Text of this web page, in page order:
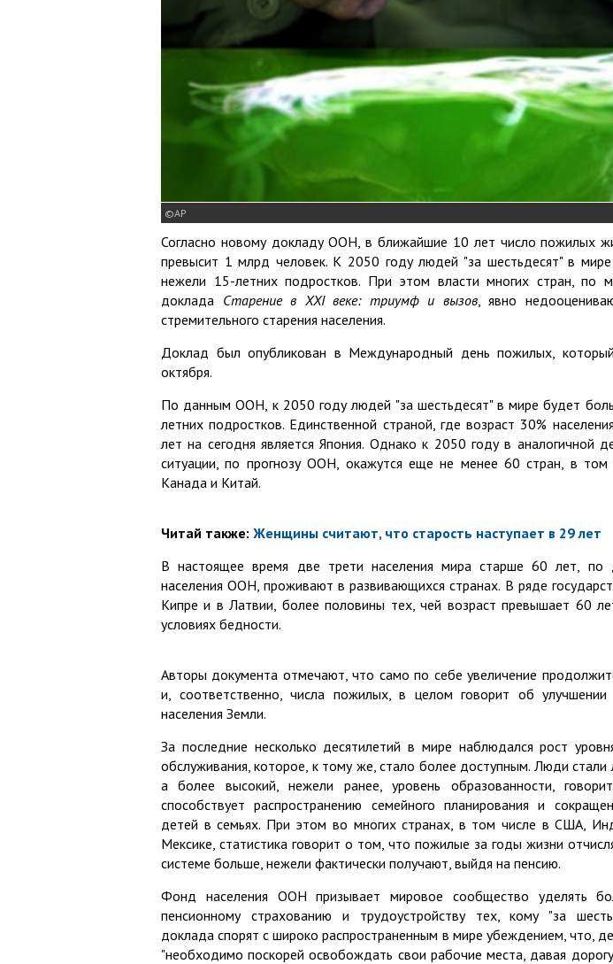
АР
Согласно новому докладу ООН, в ближайшие 10 лет число пожилых
превысит 1 млрд человек. К 2050 году людей "за шестьдесят" в
нежели 15-летних подростков. При этом власти многих стран, по
доклада Старение в XXI веке: триумф и вызов, явно
стремительного старения населения.
Доклад был опубликован в Международный день пожилых,
октября.
По данным ООН, к 2050 году людей "за шестьдесят" в мире будет
летних подростков. Единственной страной, где возраст 30%
лет на сегодня является Япония. Однако к 2050 году в аналогичной
ситуации, по прогнозу ООН, окажутся еще не менее 60 стран, в том
Канада и Китай.
Читай также: Женщины считают, что старость наступает в 29 лет
В настоящее время две трети населения мира старше 60 лет,
населения ООН, проживают в развивающихся странах. В ряде
Кипре и в Латвии, более половины тех, чей возраст превышает 60
условиях бедности.
Авторы документа отмечают, что само по себе увеличение
и, соответственно, числа пожилых, в целом говорит об улучшении
населения Земли.
За последние несколько десятилетий в мире наблюдался рост
обслуживания, которое, к тому же, стало более доступным. Люди стали
а более высокий, нежели ранее, уровень образованности,
способствует распространению семейного планирования и
детей в семьях. При этом во многих странах, в том числе в США,
Мексике, статистика говорит о том, что пожилые за годы жизни
системе больше, нежели фактически получают, выйдя на пенсию.
Фонд населения ООН призывает мировое сообщество уделять
пенсионному страхованию и трудоустройству тех, кому "за
доклада спорят с широко распространенным в мире убеждением, что,
"необходимо поскорей освобождать свои рабочие места, давая